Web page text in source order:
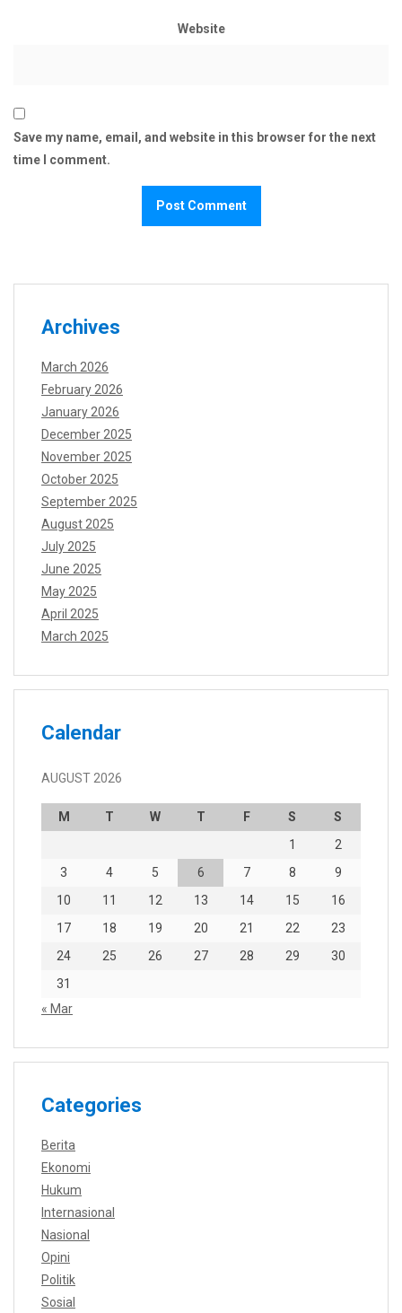
Website
Save my name, email, and website in this browser for the next
time I comment.
Archives
March 2026
February 2026
January 2026
December 2025
November 2025
October 2025
September 2025
August 2025
July 2025
June 2025
May 2025
April 2025
March 2025
Calendar
AUGUST 2026
M T W T F S
S
1
2
3
4 5 6 7 8
9
10
11 12 13 14 15
16
17
18 19 20 21 22
23
24
25 26 27 28 29
30
31
« Mar
Categories
Berita
Ekonomi
Hukum
Internasional
Nasional
Opini
Politik
Sosial